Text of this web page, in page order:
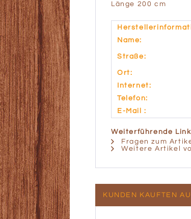
Länge 200 cm
Name:
Straße:
Ort:
Internet:
Telefon:
E-Mail :
Weiterführende
Fragen zum
Weitere Artikel
KUNDEN KAUFTEN